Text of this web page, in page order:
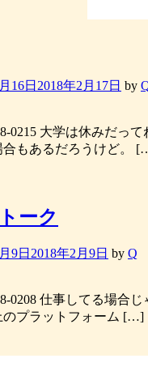
16日 2018年2月17日 by
0215 大学は休みだっ
合もあるだろうけど。
ーク
9日 2018年2月9日 by Q
0208 仕事してる場合
のプラットフォーム […]